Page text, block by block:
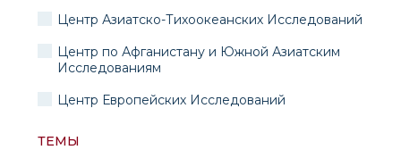
Центр Азиатско-Тихоокеанских Исследований
Центр по Афганистану и Южной Азиатским
Исследованиям
Центр Европейских Исследований
ТЕМЫ